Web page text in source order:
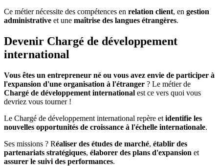
Ce métier nécessite des compétences en relation client, en gestion
administrative et une maîtrise des langues étrangères.
Devenir Chargé de développement
international
Vous êtes un entrepreneur né ou vous avez envie de participer à
l'expansion d'une organisation à l'étranger ? Le métier de
Chargé de développement international est ce vers quoi vous
devriez vous tourner !
Le Chargé de développement international repère et identifie les
nouvelles opportunités de croissance à l'échelle internationale.
Ses missions ? Réaliser des études de marché, établir des
partenariats stratégiques, élaborer des plans d'expansion et
assurer le suivi des performances.